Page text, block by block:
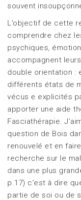
souvent
L’objectif de cette
comprendre chez
psychiques,
accompagnent
double orientation :
différents états de
vécus e explicités
apporter une aide
Fasciathérapie.
question de Bois
renouvelé et en
recherche sur le
dans une plus
p.17) c’est à dire
partie de soi ou de